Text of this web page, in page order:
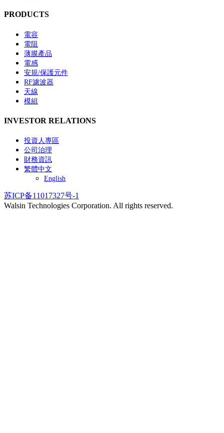
PRODUCTS
電容
電阻
薄膜產品
電感
安規/保護元件
RF濾波器
天線
模組
INVESTOR RELATIONS
投資人專區
公司治理
財務資訊
繁體中文
English
苏ICP备11017327号-1
Walsin Technologies Corporation. All rights reserved.